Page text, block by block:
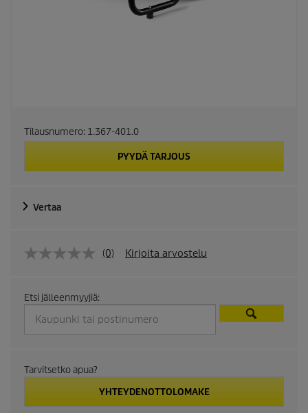
Tilausnumero: 1.367-401.0
PYYDÄ TARJOUS
Vertaa
(0) Kirjoita arvostelu
Etsi jälleenmyyjiä:
Tarvitsetko apua?
YHTEYDENOTTOLOMAKE